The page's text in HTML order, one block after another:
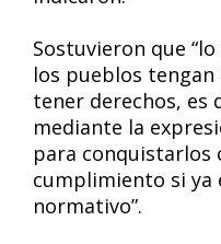
Sostuvieron que
los pueblos
tener derechos, es
mediante la
para conquistarlos
cumplimiento si ya
normativo”.